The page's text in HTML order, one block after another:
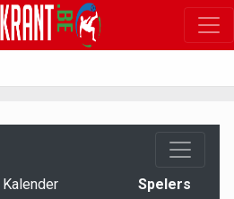
Kalender Spelers